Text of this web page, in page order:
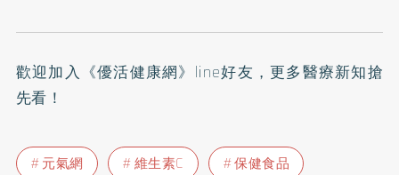
歡迎加入 《優活健康網》line好友 ，更多醫療新知搶
先看！
元氣網 維生素C 保健食品